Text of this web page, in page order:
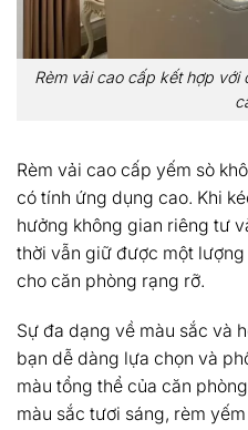
Rèm vải cao cấp kết hợp với
Rèm vải cao cấp yếm sò
có tính ứng dụng cao. Khi
hưởng không gian riêng tư
thời vẫn giữ được một
cho căn phòng rạng rỡ.
Sự đa dạng về màu sắc và
bạn dễ dàng lựa chọn và
màu tổng thể của căn
màu sắc tươi sáng, rèm